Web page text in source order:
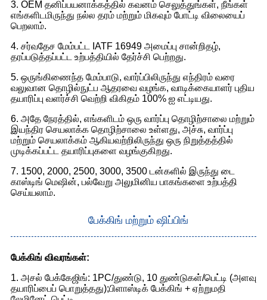
3. OEM தனிப்பயனாக்கத்தில் கவனம் செலுத்துங்கள், நீங்கள்
எங்களிடமிருந்து நல்ல தரம் மற்றும் மிகவும் போட்டி விலையைப்
பெறலாம்.
4. சர்வதேச மேம்பட்ட IATF 16949 அமைப்பு சான்றிதழ்,
தரப்படுத்தப்பட்ட உற்பத்தியில் தேர்ச்சி பெற்றது.
5. ஒருங்கிணைந்த மேம்பாடு, வார்ப்பிலிருந்து எந்திரம் வரை
வலுவான தொழில்நுட்ப ஆதரவை வழங்க, வாடிக்கையாளர் புதிய
தயாரிப்பு வளர்ச்சி வெற்றி விகிதம் 100% ஐ எட்டியது.
6. அதே நேரத்தில், எங்களிடம் ஒரு வார்ப்பு தொழிற்சாலை மற்றும்
இயந்திர செயலாக்க தொழிற்சாலை உள்ளது, அச்சு, வார்ப்பு
மற்றும் செயலாக்கம் ஆகியவற்றிலிருந்து ஒரு நிறுத்தத்தில்
முடிக்கப்பட்ட தயாரிப்புகளை வழங்குகிறது.
7. 1500, 2000, 2500, 3000, 3500 டன்களில் இருந்து டை
காஸ்டிங் மெஷின், பல்வேறு அலுமினிய பாகங்களை உற்பத்தி
செய்யலாம்.
பேக்கிங் மற்றும் ஷிப்பிங்
பேக்கிங் விவரங்கள்:
1. அசல் பேக்கேஜிங்: 1PC/துண்டு, 10 துண்டுகள்/பெட்டி (அளவு
தயாரிப்பைப் பொறுத்தது);பிளாஸ்டிக் பேக்கிங் + ஏற்றுமதி